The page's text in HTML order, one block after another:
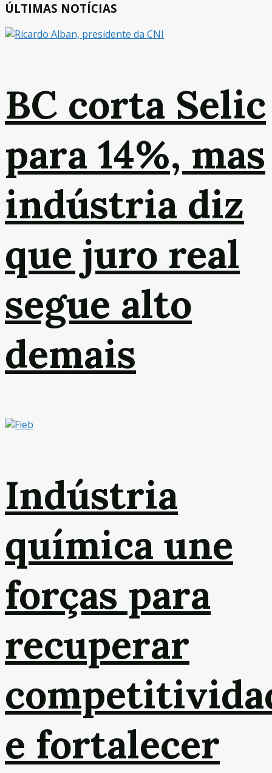
ÚLTIMAS NOTÍCIAS
BC corta Selic
para 14%, mas
indústria diz
que juro real
segue alto
demais
Indústria
química une
forças para
recuperar
e fortalecer